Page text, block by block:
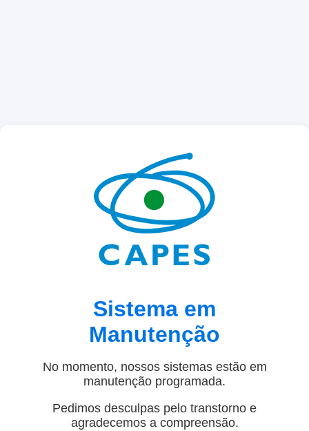
Sistema em
Manutenção
No momento, nossos sistemas estão em
manutenção programada.
Pedimos desculpas pelo transtorno e
agradecemos a compreensão.